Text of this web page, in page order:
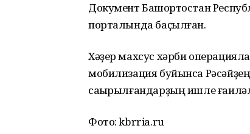
Документ Башҡортостан
порталында баҫылған.
Хәҙер махсус хәрби
мобилизация буйынса
саҡырылғандарҙың ишле
Фото: kbrria.ru